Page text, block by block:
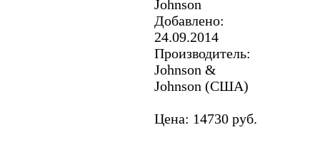
Johnson
Добавлено:
24.09.2014
Производитель:
Johnson &
Johnson (США)
Цена: 14730 руб.